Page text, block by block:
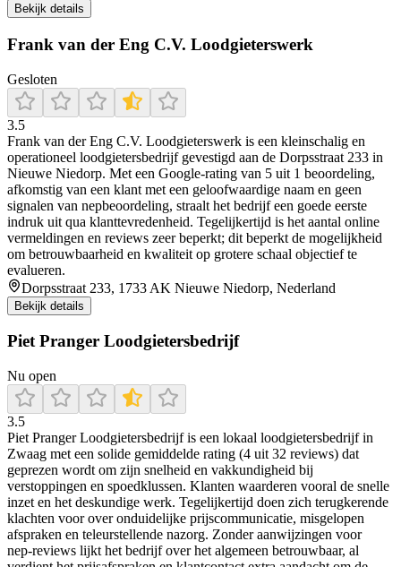
Bekijk details
Frank van der Eng C.V. Loodgieterswerk
Gesloten
3.5
Frank van der Eng C.V. Loodgieterswerk is een kleinschalig en
operationeel loodgietersbedrijf gevestigd aan de Dorpsstraat 233 in
Nieuwe Niedorp. Met een Google-rating van 5 uit 1 beoordeling,
afkomstig van een klant met een geloofwaardige naam en geen
signalen van nepbeoordeling, straalt het bedrijf een goede eerste
indruk uit qua klanttevredenheid. Tegelijkertijd is het aantal online
vermeldingen en reviews zeer beperkt; dit beperkt de mogelijkheid
om betrouwbaarheid en kwaliteit op grotere schaal objectief te
evalueren.
Dorpsstraat 233, 1733 AK Nieuwe Niedorp, Nederland
Bekijk details
Piet Pranger Loodgietersbedrijf
Nu open
3.5
Piet Pranger Loodgietersbedrijf is een lokaal loodgietersbedrijf in
Zwaag met een solide gemiddelde rating (4 uit 32 reviews) dat
geprezen wordt om zijn snelheid en vakkundigheid bij
verstoppingen en spoedklussen. Klanten waarderen vooral de snelle
inzet en het deskundige werk. Tegelijkertijd doen zich terugkerende
klachten voor over onduidelijke prijscommunicatie, misgelopen
afspraken en teleurstellende nazorg. Zonder aanwijzingen voor
nep‑reviews lijkt het bedrijf over het algemeen betrouwbaar, al